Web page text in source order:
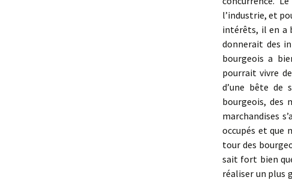
l’industrie, et
intérêts, il en a
donnerait des
bourgeois a
pourrait vivre
d’une bête de
bourgeois, des
marchandises
occupés et que
tour des
sait fort bien
réaliser un plus